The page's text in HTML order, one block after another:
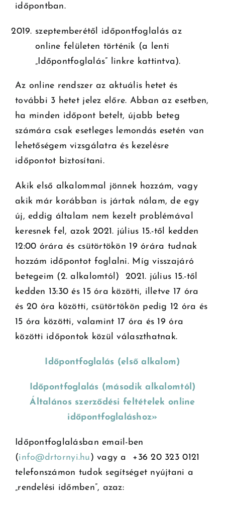
időpontban.
szeptemberétől időpontfoglalás az
online felületen történik (a lenti
„Időpontfoglalás” linkre kattintva).
Az online rendszer az aktuális hetet és
további 3 hetet jelez előre. Abban az esetben,
ha minden időpont betelt, újabb beteg
számára csak esetleges lemondás esetén van
lehetőségem vizsgálatra és kezelésre
időpontot biztosítani.
Akik első alkalommal jönnek hozzám, vagy
akik már korábban is jártak nálam, de egy
új, eddig általam nem kezelt problémával
keresnek fel, azok 2021. július 15.-től kedden
12:00 órára és csütörtökön 19 órára tudnak
hozzám időpontot foglalni. Míg visszajáró
betegeim (2. alkalomtól) 2021. július 15.-től
kedden 13:30 és 15 óra közötti, illetve 17 óra
és 20 óra közötti, csütörtökön pedig 12 óra és
15 óra közötti, valamint 17 óra és 19 óra
közötti időpontok közül választhatnak.
Időpontfoglalás (első alkalom)
Időpontfoglalás (második alkalomtól)
Általános szerződési feltételek online
időpontfoglaláshoz»
Időpontfoglalásban email-ben
(info@drtornyi.hu ) vagy a +36 20 323 0121
telefonszámon tudok segítséget nyújtani a
„rendelési időmben”, azaz: